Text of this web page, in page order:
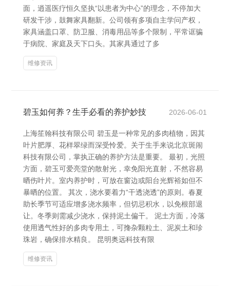
面，逍遥医疗恒久坚执“以患者为中心”的理念，不停加大
研发干涉，鼓舞家具翻新。公司领有多项自主学问产权，
家具涵盖口罩、防卫服、消毒用品等多个限制，平常诓骗
于病院、家庭及天下口头。其家具通过了多
维修资讯
碧玉如何养？生手必看的养护妙技 2026-06-01
上海笙翰科技有限公司 碧玉是一种常见的多肉植物，因其
叶片肥厚、花样翠绿而深受怜爱。关于生手来说北京斑闹
科技有限公司，掌执正确的养护方法是重要。 最初，光照
方面，碧玉可爱亮堂的散射光，幸免阳光直射，不然容易
晒伤叶片。室内养护时，可放在窗边或阳台光辉裕如但不
暴晒的位置。 其次，浇水要着力“干透浇透”的原则。春夏
助长季节可适应增多浇水频率，但切忌积水，以免根部退
让。冬季则需减少浇水，保持泥土偏干。 泥土方面，冷落
使用透气性好的多肉专用土，可搀杂颗粒土、泥炭土和珍
珠岩，确保排水精良。 昆明奥远科技有限
维修资讯